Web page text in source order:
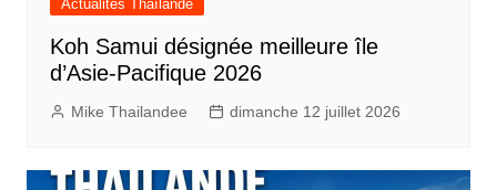
Actualités Thaïlande
Koh Samui désignée meilleure île
d’Asie-Pacifique 2026
Mike Thailandee dimanche 12 juillet 2026